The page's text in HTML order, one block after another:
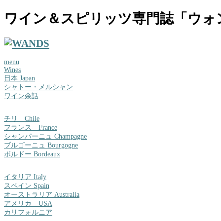
ワイン＆スピリッツ専門誌「ウォ
menu
Wines
日本 Japan
シャトー・メルシャン
ワイン余話
チリ Chile
フランス France
シャンパーニュ Champagne
ブルゴーニュ Bourgogne
ボルドー Bordeaux
イタリア Italy
スペイン Spain
オーストラリア Australia
アメリカ USA
カリフォルニア